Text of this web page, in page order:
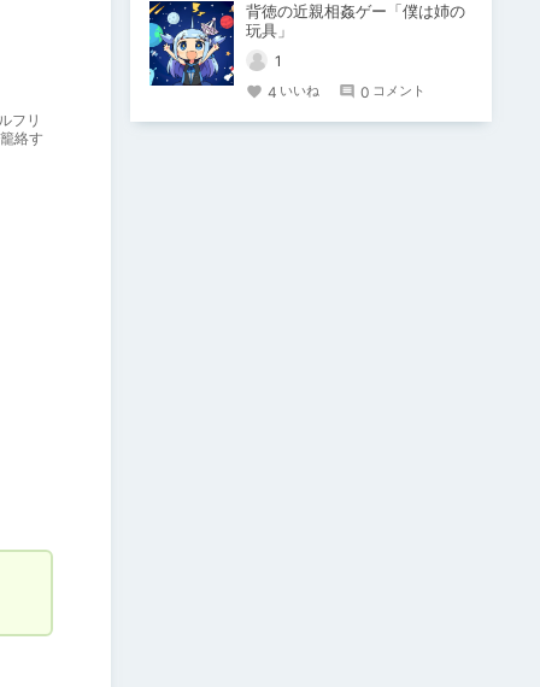
フリ
絡す
背徳の近親相姦ゲー「僕は姉の
玩具」
1
4 いいね 0 コメント